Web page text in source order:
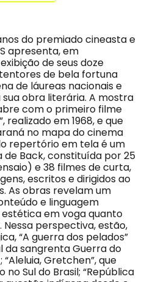
do premiado cineasta e
apresenta, em
de seus doze
de bela fortuna
de láureas nacionais e
obra literária. A mostra
com o primeiro filme
realizado em 1968, e que
no mapa do cinema
repertório em tela é um
Back, constituída por 25
e 38 filmes de curta,
escritos e dirigidos ao
As obras revelam um
e linguagem
em voga quanto
Nessa perspectiva, estão,
“A guerra dos pelados”
da sangrenta Guerra do
“Aleluia, Gretchen”, que
Sul do Brasil; “República